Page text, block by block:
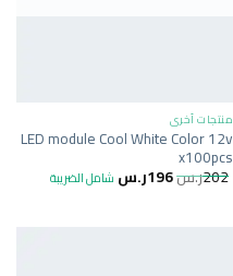
منتجات أخرى
LED module Cool White Color 12v
x100pcs
202ر.س196ر.س شامل الضريبة